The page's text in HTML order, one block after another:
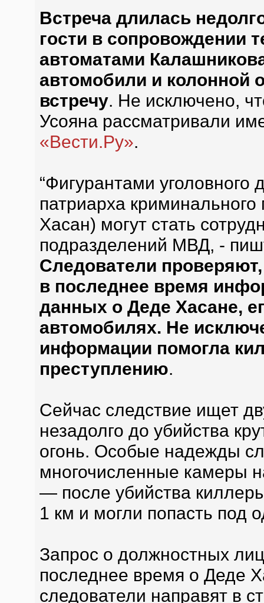
Встреча длилась
гости в сопровождении
автоматами
автомобили и колонной
встречу. Не исключено,
Усояна рассматривали
«Вести.Ру».
“Фигурантами уголовного
патриарха
Хасан) могут стать
подразделений МВД, -
Следователи
в последнее время
данных о Деде Хасане,
автомобилях. Не
информации помогла
преступлению.
Сейчас следствие ищет
незадолго до убийства
огонь. Особые надежды
многочисленные камеры
— после убийства
1 км и могли попасть под
Запрос о должностных
последнее время о Деде
следователи направят в